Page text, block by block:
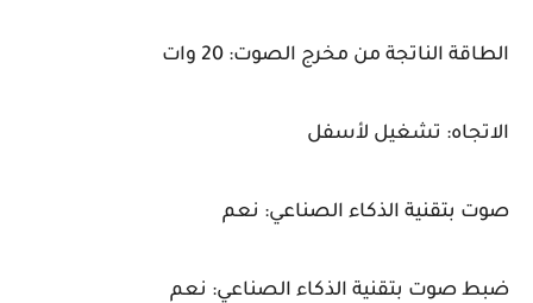
الطاقة الناتجة من مخرج الصوت: 20 وات
الاتجاه: تشغيل لأسفل
صوت بتقنية الذكاء الصناعي: نعم
ضبط صوت بتقنية الذكاء الصناعي: نعم